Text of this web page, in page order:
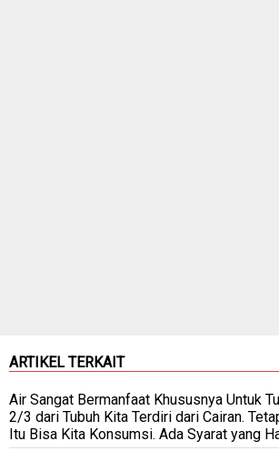
ARTIKEL TERKAIT
Air Sangat Bermanfaat Khususnya Untuk
2/3 dari Tubuh Kita Terdiri dari Cairan.
Itu Bisa Kita Konsumsi. Ada Syarat yang